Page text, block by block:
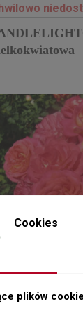
Cookies
plików